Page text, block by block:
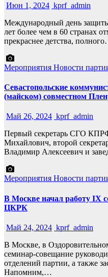
Июн 1, 2024 kprf_admin
Международный день защиты
лет более чем в 60 странах
прекраснее детства,
Мероприятия Новости
Севастопольские
(майском) совместном
Май 26, 2024 kprf_admin
Первый секретарь СГО
Михайлович, второй
Владимир Алексеевич и
Мероприятия Новости
В Москве начал работу IX
ЦКРК
Май 24, 2024 kprf_admin
В Москве, в
семинар-совещание
отделений партии, а также
Напомним,…